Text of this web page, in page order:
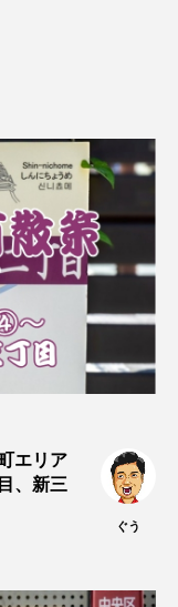
エリア
、新三
ぐう